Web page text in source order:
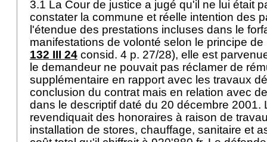
3.1 La Cour de justice a jugé qu'il ne lui était
constater la commune et réelle intention des
l'étendue des prestations incluses dans le
manifestations de volonté selon le principe
132 III 24 consid. 4 p. 27/28), elle est
le demandeur ne pouvait pas réclamer de
supplémentaire en rapport avec les travaux
conclusion du contrat mais en relation avec
dans le descriptif daté du 20 décembre 2001.
revendiquait des honoraires à raison de
installation de stores, chauffage, sanitaire et